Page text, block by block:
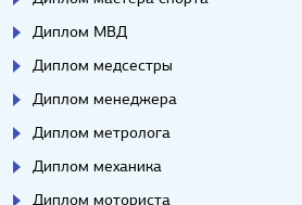
Диплом МВД
Диплом медсестры
Диплом менеджера
Диплом метролога
Диплом механика
Диплом моториста